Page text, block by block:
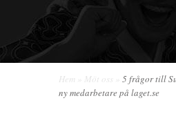
Hem Möt oss
5 frågor till
ny medarbetare på laget.se